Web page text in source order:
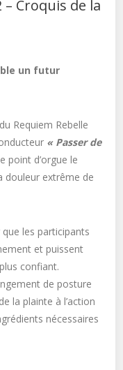
Croquis de la
un futur
Requiem Rebelle
« Passer de
point d’orgue le
extrême de
les participants
et puissent
confiant.
de posture
la plainte à l’action
nécessaires